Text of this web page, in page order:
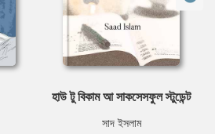
হাউ টু বিকাম আ সাকসেসফুল স্টুডেন্ট
সাদ ইসলাম